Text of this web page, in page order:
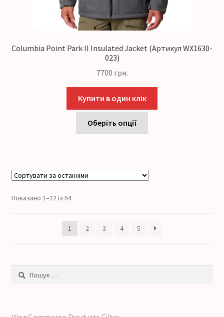
Columbia Point Park II Insulated Jacket (Артикул WX1630-
023)
7700 грн.
Купити в один клік
Оберіть опції
Показано 1–12 із 54
1 2 3 4 5
Пошук: